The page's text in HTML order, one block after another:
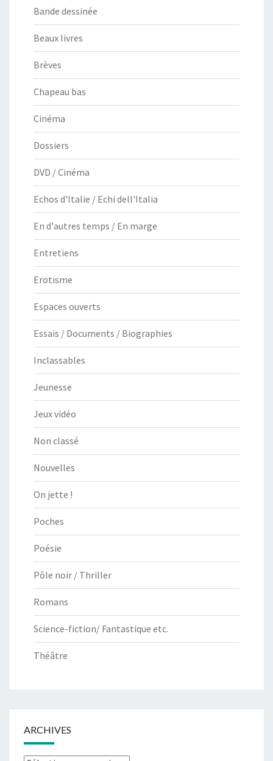
Bande dessinée
Beaux livres
Brèves
Chapeau bas
Cinéma
Dossiers
DVD / Cinéma
Echos d'Italie / Echi dell'Italia
En d'autres temps / En marge
Entretiens
Erotisme
Espaces ouverts
Essais / Documents / Biographies
Inclassables
Jeunesse
Jeux vidéo
Non classé
Nouvelles
On jette !
Poches
Poésie
Pôle noir / Thriller
Romans
Science-fiction/ Fantastique etc.
Théâtre
ARCHIVES